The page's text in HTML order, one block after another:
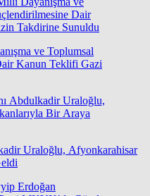
ve Toplumsal
Kanun Teklifi Gazi
Uraloğlu, Afyonkarahisar